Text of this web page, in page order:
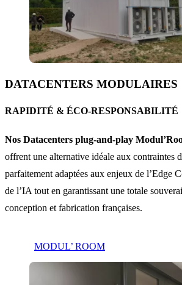
DATACENTERS MODULAIRES
RAPIDITÉ & ÉCO-RESPONSABILITÉ
Nos Datacenters plug-and-play
offrent une alternative idéale aux contraintes
parfaitement adaptées aux enjeux de l’Edge
de l’IA tout en garantissant une totale
conception et fabrication françaises.
MODUL’ ROOM